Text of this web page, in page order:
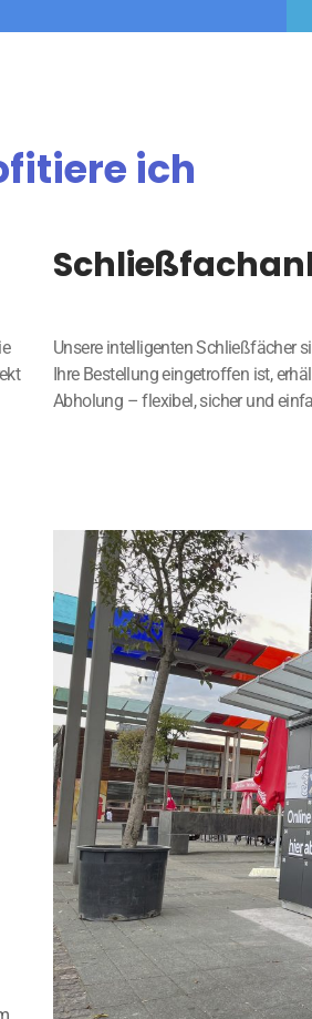
ich
Unsere intelligenten Schließfächer
Ihre Bestellung eingetroffen ist,
Abholung – flexibel, sicher und